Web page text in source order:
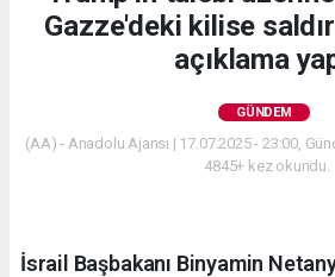
Gazze'deki kilise
açıklama
GÜNDEM
(AA) - Anadolu Ajansı | 17.07.2025 - 23:00,
4845+ kez okundu.
İsrail Başbakanı Binyamin